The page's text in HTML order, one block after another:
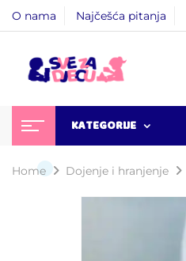
O nama Najčešća pitanja
KATEGORIJE
Home Dojenje i hranjenje